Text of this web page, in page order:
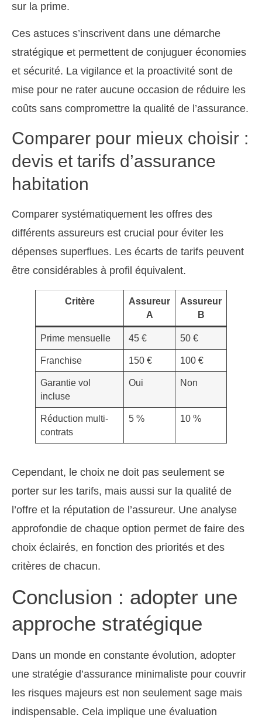
sur la prime.
Ces astuces s’inscrivent dans une démarche
stratégique et permettent de conjuguer économies
et sécurité. La vigilance et la proactivité sont de
mise pour ne rater aucune occasion de réduire les
coûts sans compromettre la qualité de l’assurance.
Comparer pour mieux choisir :
devis et tarifs d’assurance
habitation
Comparer systématiquement les offres des
différents assureurs est crucial pour éviter les
dépenses superflues. Les écarts de tarifs peuvent
être considérables à profil équivalent.
Critère
Assureur
A
Assureur
B
Prime mensuelle 45 € 50 €
Franchise 150 € 100 €
Garantie vol
incluse
Oui Non
Réduction multi-
contrats
5 % 10 %
Cependant, le choix ne doit pas seulement se
porter sur les tarifs, mais aussi sur la qualité de
l’offre et la réputation de l’assureur. Une analyse
approfondie de chaque option permet de faire des
choix éclairés, en fonction des priorités et des
critères de chacun.
Conclusion : adopter une
approche stratégique
Dans un monde en constante évolution, adopter
une stratégie d’assurance minimaliste pour couvrir
les risques majeurs est non seulement sage mais
indispensable. Cela implique une évaluation